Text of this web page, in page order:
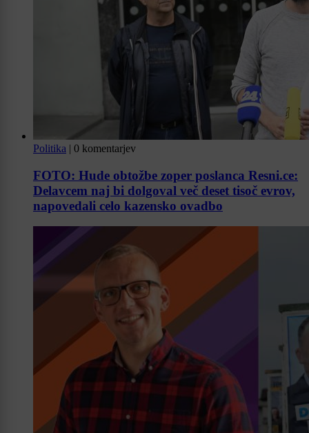
Politika | 0 komentarjev
FOTO: Hude obtožbe zoper poslanca Resni.ce:
Delavcem naj bi dolgoval več deset tisoč evrov,
napovedali celo kazensko ovadbo